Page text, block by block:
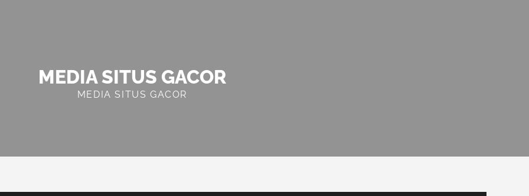
MEDIA SITUS GACOR
MEDIA SITUS GACOR